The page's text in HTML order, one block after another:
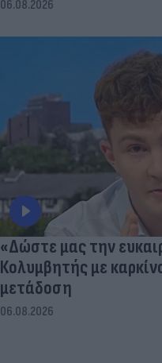
06.08.2026
«Δώστε μας την
Κολυμβητής με
μετάδοση
06.08.2026